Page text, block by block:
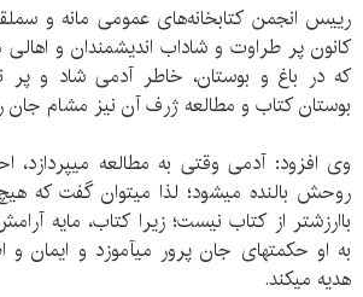
رییس انجمن کتابخانه‌های عمومی مانه و
کانون پر طراوت و شاداب اندیشمندان و
که در باغ و بوستان، خاطر آدمی شاد و
بوستان کتاب و مطالعه ژرف آن نیز مشام جان
وی افزود: آدمی وقتی به مطالعه
روحش بالنده می‏شود؛ لذا می‏توان گفت که
باارزش‏تر از کتاب نیست؛ زیرا کتاب، مایه
به او حکمت‏های جان پرور می‏آموزد و ایمان و
هدیه می‏کند.